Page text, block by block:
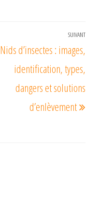
SUIVANT
Nids d’insectes : images,
identification, types,
dangers et solutions
d’enlèvement